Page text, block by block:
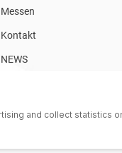
Messen
Kontakt
NEWS